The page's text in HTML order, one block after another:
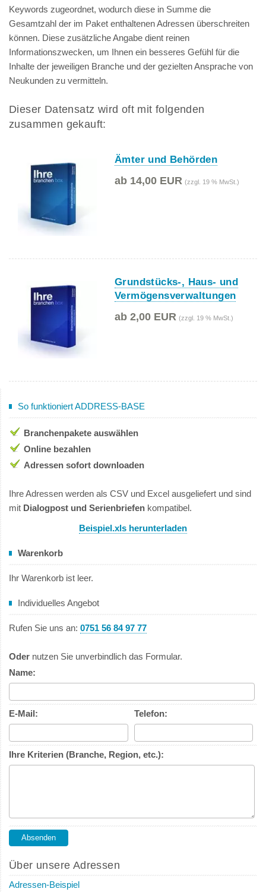
Keywords zugeordnet, wodurch diese in Summe die
Gesamtzahl der im Paket enthaltenen Adressen überschreiten
können. Diese zusätzliche Angabe dient reinen
Informationszwecken, um Ihnen ein besseres Gefühl für die
Inhalte der jeweiligen Branche und der gezielten Ansprache von
Neukunden zu vermitteln.
Dieser Datensatz wird oft mit folgenden
zusammen gekauft:
Ämter und Behörden
ab 14,00 EUR (zzgl. 19 % MwSt.)
Grundstücks-, Haus- und
Vermögensverwaltungen
ab 2,00 EUR (zzgl. 19 % MwSt.)
So funktioniert ADDRESS-BASE
Branchenpakete auswählen
Online bezahlen
Adressen sofort downloaden
Ihre Adressen werden als CSV und Excel ausgeliefert und sind
mit Dialogpost und Serienbriefen kompatibel.
Beispiel.xls herunterladen
Warenkorb
Ihr Warenkorb ist leer.
Individuelles Angebot
Rufen Sie uns an: 0751 56 84 97 77
Oder nutzen Sie unverbindlich das Formular.
Name:
E-Mail: Telefon:
Ihre Kriterien (Branche, Region, etc.):
Über unsere Adressen
Adressen-Beispiel